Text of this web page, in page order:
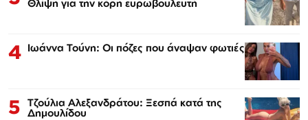
Θλίψη για την κόρη ευρωβουλευτή
4 Ιωάννα Τούνη: Οι πόζες που άναψαν φωτιές
5 Τζούλια Αλεξανδράτου: Ξεσπά κατά της
Δημουλίδου